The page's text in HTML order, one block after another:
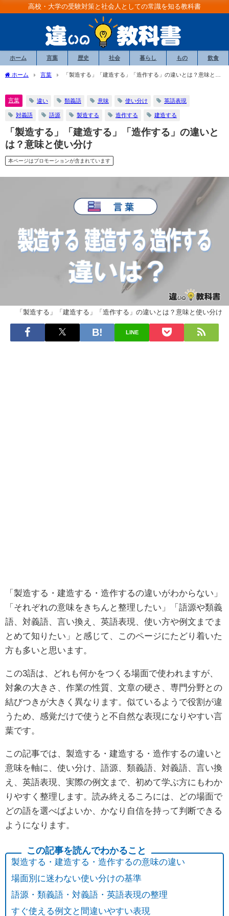
高校・大学の受験対策と社会人としての常識を知る教科書
ホーム 言葉 歴史 社会 暮らし もの 飲食
ホーム 言葉
「製造する」「建造する」「造作する」の違いとは？意味と使
言葉 違い 類義語 意味 使い分け 英語表現
対義語 語源 製造する 造作する 建造する
「製造する」「建造する」「造作する」の違いと
は？意味と使い分け
本ページはプロモーションが含まれています
「製造する」「建造する」「造作する」の違いとは？意味と使い分け
LINE
「製造する・建造する・造作するの違いがわからない」
「それぞれの意味をきちんと整理したい」「語源や類義
語、対義語、言い換え、英語表現、使い方や例文までま
とめて知りたい」と感じて、このページにたどり着いた
方も多いと思います。
この3語は、どれも何かをつくる場面で使われますが、
対象の大きさ、作業の性質、文章の硬さ、専門分野との
結びつきが大きく異なります。似ているようで役割が違
うため、感覚だけで使うと不自然な表現になりやすい言
葉です。
この記事では、製造する・建造する・造作するの違いと
意味を軸に、使い分け、語源、類義語、対義語、言い換
え、英語表現、実際の例文まで、初めて学ぶ方にもわか
りやすく整理します。読み終えるころには、どの場面で
どの語を選べばよいか、かなり自信を持って判断できる
ようになります。
製造する・建造する・造作するの意味の違い
場面別に迷わない使い分けの基準
語源・類義語・対義語・英語表現の整理
すぐ使える例文と間違いやすい表現